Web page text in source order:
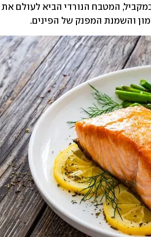
והשמנת המפנק של הפינים.